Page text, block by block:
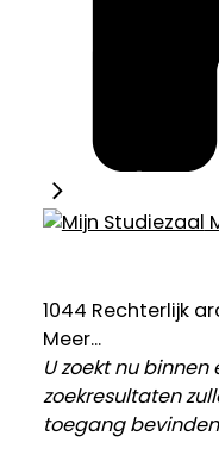
1044 Rechterlijk
Meer...
U zoekt nu
zoekresultaten
toegang